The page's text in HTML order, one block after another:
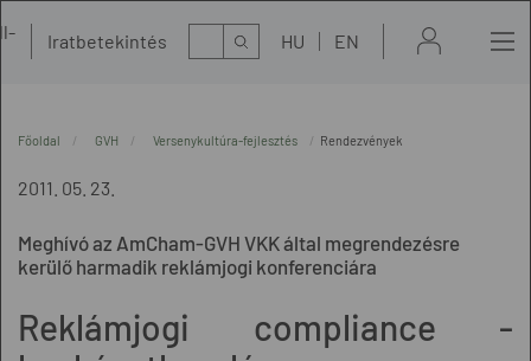
Iratbetekintés Kereső HU EN
Főoldal GVH Versenykultúra-fejlesztés Rendezvények
2011. 05. 23.
Meghívó az AmCham-GVH VKK által megrendezésre
kerülő harmadik reklámjogi konferenciára
Reklámjogi compliance -